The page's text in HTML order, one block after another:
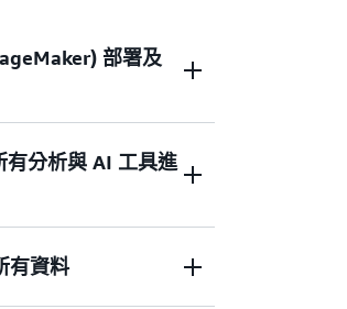
部署及
加速SageMaker 中的
自訂和部署 ML 與基
生成式 AI 應用程式。使
分析與 AI 工具進
合體驗，可使用您的所
有資料